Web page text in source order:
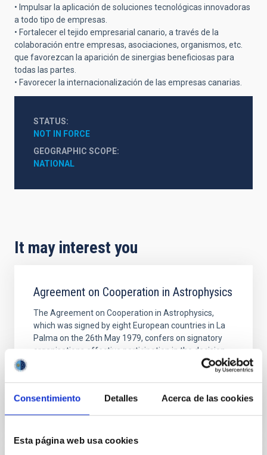
Consentimiento Detalles Acerca de las cookies
Esta página web usa cookies
• Impulsar la aplicación de soluciones tecnológicas innovadoras
a todo tipo de empresas.
• Fortalecer el tejido empresarial canario, a través de la
colaboración entre empresas, asociaciones, organismos, etc.
que favorezcan la aparición de sinergias beneficiosas para
todas las partes.
• Favorecer la internacionalización de las empresas canarias.
STATUS
NOT IN FORCE
GEOGRAPHIC SCOPE
NATIONAL
It may interest you
Agreement on Cooperation in Astrophysics
The Agreement on Cooperation in Astrophysics,
which was signed by eight European countries in La
Palma on the 26th May 1979, confers on signatory
organisations effective participation in the decision